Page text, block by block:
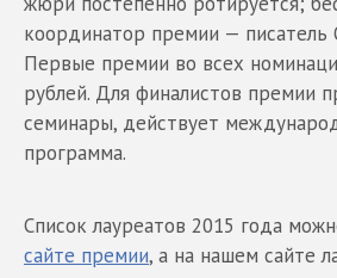
координатор премии — писатель
Первые премии во всех
рублей. Для финалистов премии
семинары, действует
программа.
Список лауреатов 2015 года
сайте премии, а на нашем сайте